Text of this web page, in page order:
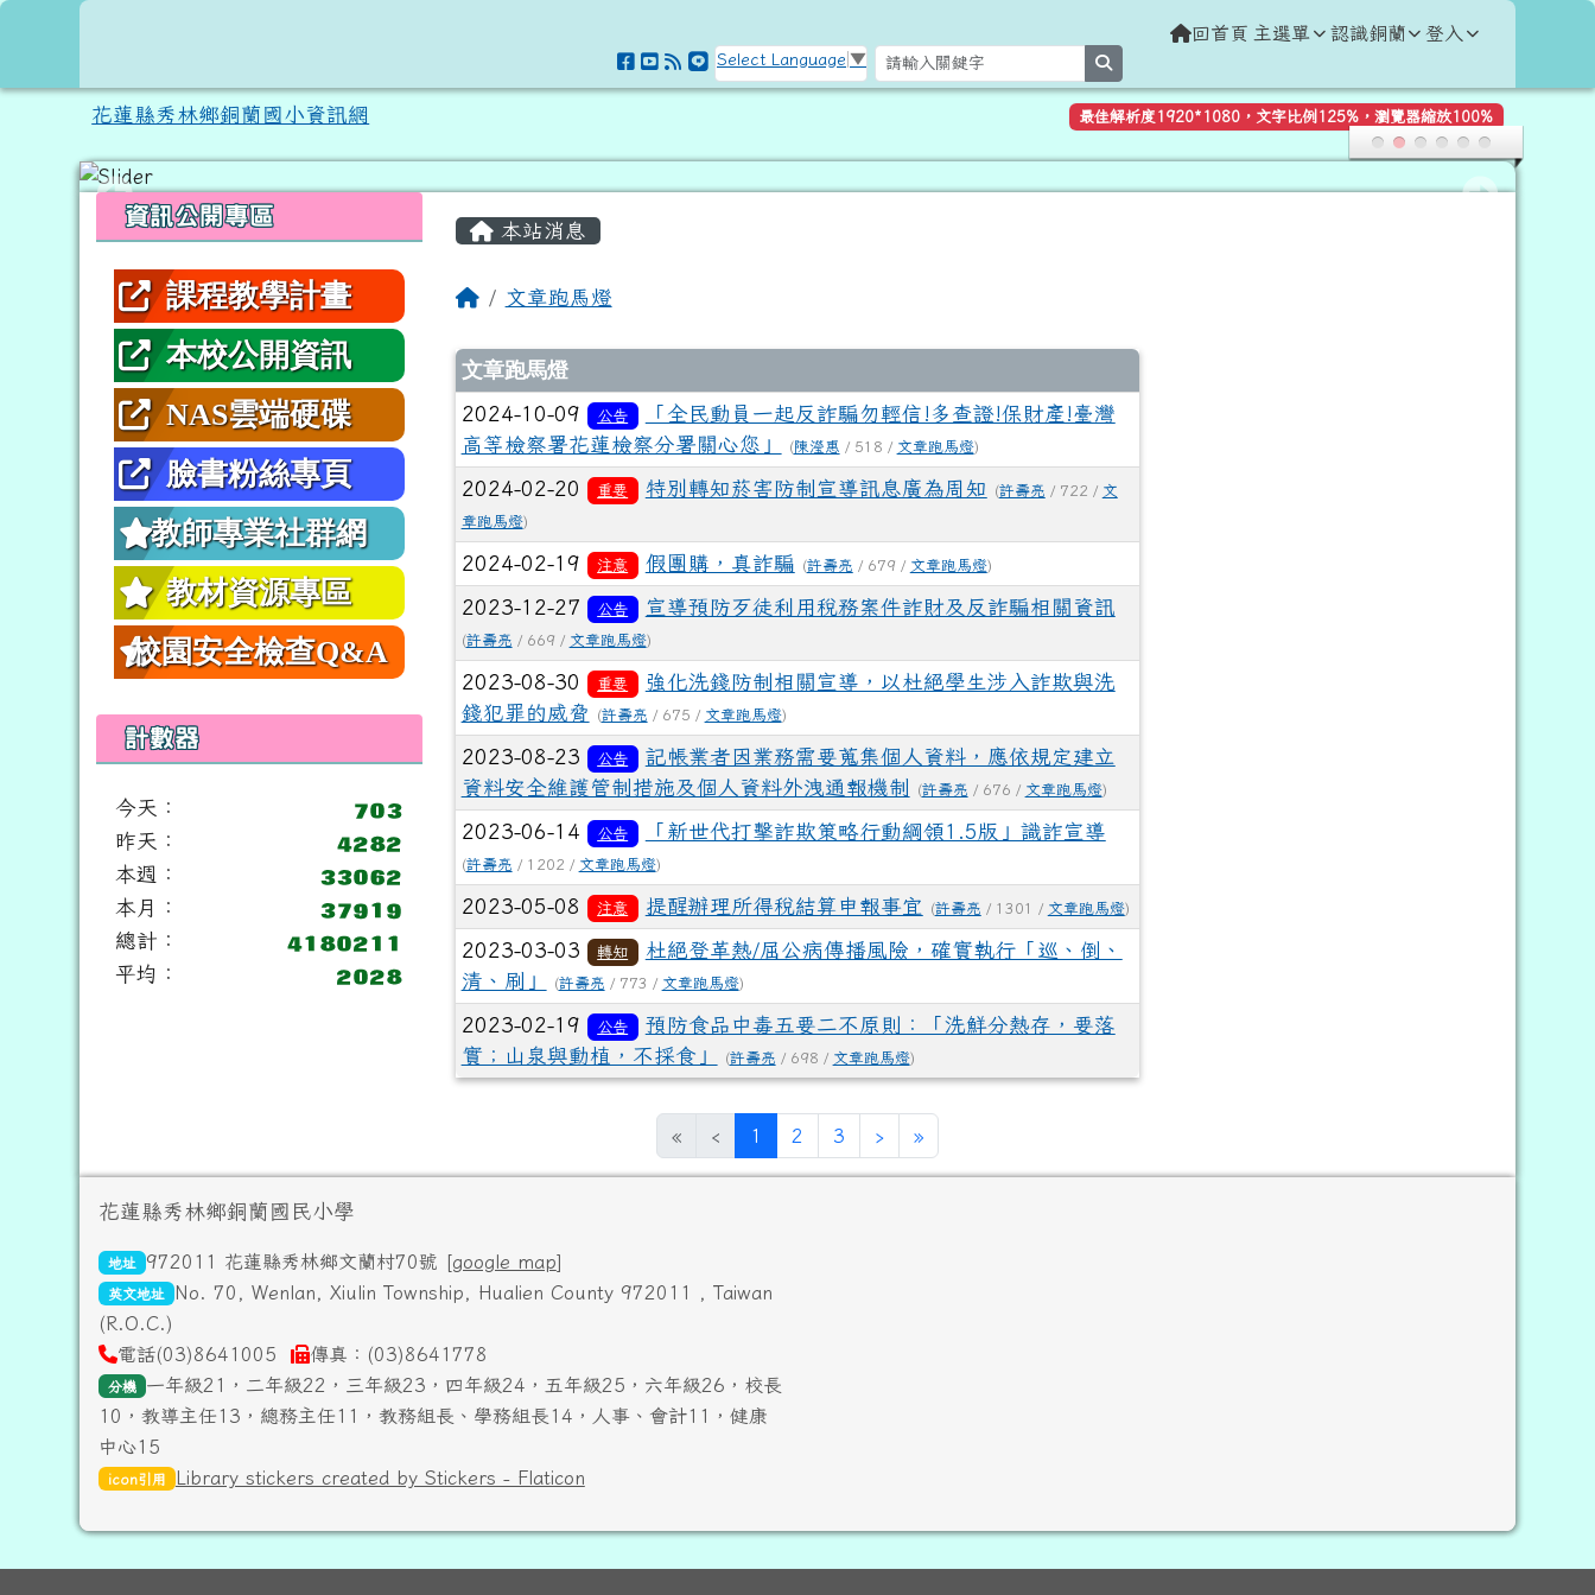
跳至主內容區
Select Language ▼
回首頁 主選單 認識銅蘭 登入
花蓮縣秀林鄉銅蘭國小資訊網 最佳解析度1920*1080，文字比例125%，瀏覽器縮放100%
左邊區域內容
資訊公開專區
課程教學計畫
本校公開資訊
NAS雲端硬碟
臉書粉絲專頁
教師專業社群網
教材資源專區
校園安全檢查Q&A
計數器
今天：
昨天：
本週：
本月：
總計：
平均：
主內容區域
本站消息
回首頁
文章跑馬燈
文章列表
文章跑馬燈
2024-10-09 公告
「全民動員一起反詐騙勿輕信!多查證!保財產!臺灣
高等檢察署花蓮檢察分署關心您」
(陳瀅惠 / 518 / 文章跑馬燈)
2024-02-20 重要 特別轉知菸害防制宣導訊息廣為周知 (許壽亮 / 722 / 文
章跑馬燈)
2024-02-19 注意 假團購，真詐騙 (許壽亮 / 679 / 文章跑馬燈)
2023-12-27 公告 宣導預防歹徒利用稅務案件詐財及反詐騙相關資訊
(許壽亮 / 669 / 文章跑馬燈)
2023-08-30 重要
強化洗錢防制相關宣導，以杜絕學生涉入詐欺與洗
錢犯罪的威脅
(許壽亮 / 675 / 文章跑馬燈)
2023-08-23 公告
記帳業者因業務需要蒐集個人資料，應依規定建立
資料安全維護管制措施及個人資料外洩通報機制
(許壽亮 / 676 / 文章跑馬燈)
2023-06-14 公告 「新世代打擊詐欺策略行動綱領1.5版」識詐宣導
(許壽亮 / 1202 / 文章跑馬燈)
2023-05-08 注意 提醒辦理所得稅結算申報事宜 (許壽亮 / 1301 / 文章跑馬燈)
2023-03-03 轉知
杜絕登革熱/屈公病傳播風險，確實執行「巡、倒、
清、刷」
(許壽亮 / 773 / 文章跑馬燈)
2023-02-19 公告
預防食品中毒五要二不原則：「洗鮮分熱存，要落
實；山泉與動植，不採食」
(許壽亮 / 698 / 文章跑馬燈)
« ‹ 1 (目前頁次)
2 3 ›下一頁
»最後頁
頁尾區域
頁尾區域內容
花蓮縣秀林鄉銅蘭國民小學
地址 972011 花蓮縣秀林鄉文蘭村70號 [google map]
英文地址
No. 70, Wenlan, Xiulin Township, Hualien County 972011 , Taiwan
(R.O.C.)
電話(03)8641005
傳真：(03)8641778
分機
一年級21，二年級22，三年級23，四年級24，五年級25，六年級26，校長
10，教導主任13，總務主任11，教務組長、學務組長14，人事、會計11，健康
中心15
icon引用 Library stickers created by Stickers - Flaticon